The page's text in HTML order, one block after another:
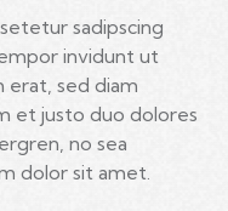
sadipscing
invidunt ut
erat, sed diam
et justo duo dolores
no sea
dolor sit amet.